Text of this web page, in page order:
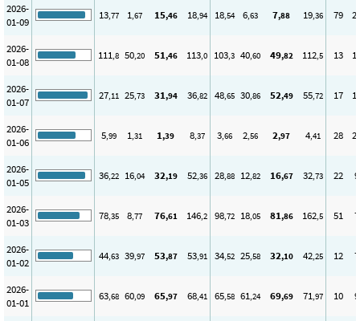
2026-
01-09
13,77 1,67 15,46 18,94 18,54 6,63 7,88 19,36 79
2026-
01-08
111,8 50,20 51,46 113,0 103,3 40,60 49,82 112,5 13
2026-
01-07
27,11 25,73 31,94 36,82 48,65 30,86 52,49 55,72 17
2026-
01-06
5,99 1,31 1,39 8,37 3,66 2,56 2,97 4,41 28
2026-
01-05
36,22 16,04 32,19 52,36 28,88 12,82 16,67 32,73 22 9
2026-
01-03
78,35 8,77 76,61 146,2 98,72 18,05 81,86 162,5 51 7
2026-
01-02
44,63 39,97 53,87 53,91 34,52 25,58 32,10 42,25 12 7
2026-
01-01
63,68 60,09 65,97 68,41 65,58 61,24 69,69 71,97 10 9